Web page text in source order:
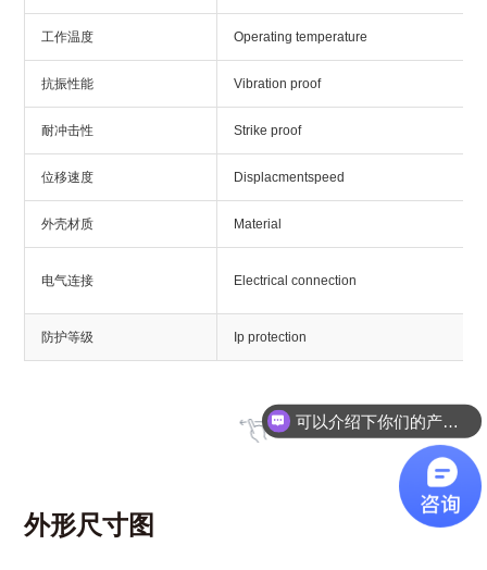
工作温度 Operating temperature
抗振性能 Vibration proof
耐冲击性 Strike proof
位移速度 Displacmentspeed
外壳材质 Material
电气连接 Electrical connection
防护等级 Ip protection
外形尺寸图
可以介绍下你们的产品么？